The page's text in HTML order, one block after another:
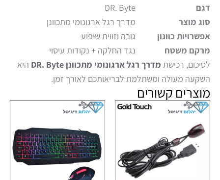
דגם
DR. Byte
סוג מוצר
מדרך רגל ארגונומי מתכוונן
אפשרויות כוונון
גובה וזווית שיפוע
מרקם משטח
נגד החלקה + נקודות עיסוי
לסיכום, רכישת מדרך רגל ארגונומי מתכוונן DR. Byte
היא
השקעה מעולה ומשתלמת לבריאותכם לאורך זמן.
מוצרים קשורים